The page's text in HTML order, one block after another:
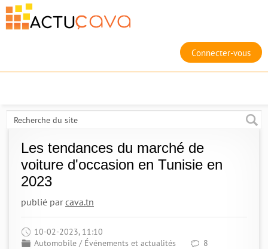
Connecter-vous
Les tendances du marché de
voiture d'occasion en Tunisie en
2023
publié parcava.tn
10-02-2023, 11:10
Automobile / Événements et actualités 8